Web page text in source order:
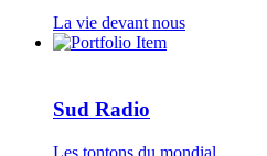
La vie devant nous
Sud Radio
Les tontons du mondial